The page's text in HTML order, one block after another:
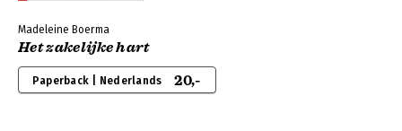
Madeleine Boerma
Het zakelijke hart
Paperback | Nederlands 20,-